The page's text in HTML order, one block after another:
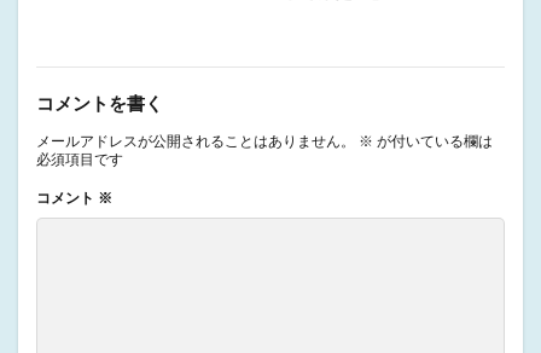
コメントを書く
メールアドレスが公開されることはありません。 ※ が付いている欄は
必須項目です
コメント ※